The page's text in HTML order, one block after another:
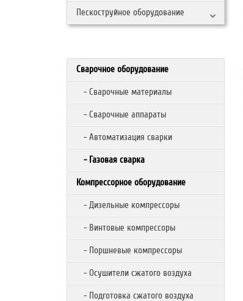
Пескоструйное оборудование
Сварочное оборудование
- Сварочные материалы
- Сварочные аппараты
- Автоматизация сварки
- Газовая сварка
Компрессорное оборудование
- Дизельные компрессоры
- Винтовые компрессоры
- Поршневые компрессоры
- Осушители сжатого воздуха
- Подготовка сжатого воздуха